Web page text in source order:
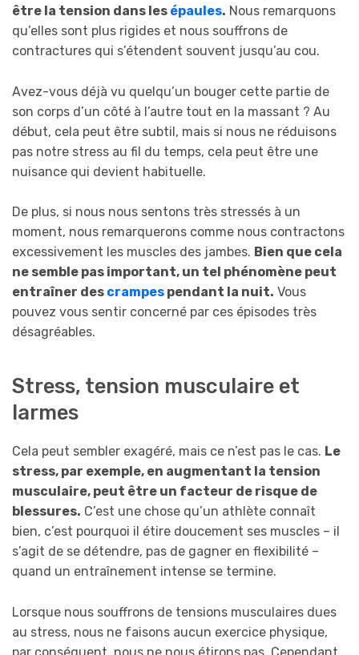
être la tension dans les épaules. Nous remarquons
qu’elles sont plus rigides et nous souffrons de
contractures qui s’étendent souvent jusqu’au cou.
Avez-vous déjà vu quelqu’un bouger cette partie de
son corps d’un côté à l’autre tout en la massant ? Au
début, cela peut être subtil, mais si nous ne réduisons
pas notre stress au fil du temps, cela peut être une
nuisance qui devient habituelle.
De plus, si nous nous sentons très stressés à un
moment, nous remarquerons comme nous contractons
excessivement les muscles des jambes. Bien que cela
ne semble pas important, un tel phénomène peut
entraîner des crampes pendant la nuit. Vous
pouvez vous sentir concerné par ces épisodes très
désagréables.
Stress, tension musculaire et
larmes
Cela peut sembler exagéré, mais ce n’est pas le cas. Le
stress, par exemple, en augmentant la tension
musculaire, peut être un facteur de risque de
blessures. C’est une chose qu’un athlète connaît
bien, c’est pourquoi il étire doucement ses muscles – il
s’agit de se détendre, pas de gagner en flexibilité –
quand un entraînement intense se termine.
Lorsque nous souffrons de tensions musculaires dues
au stress, nous ne faisons aucun exercice physique,
par conséquent, nous ne nous étirons pas. Cependant,